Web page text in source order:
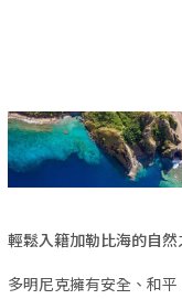
輕鬆入籍加勒比海的自然
多明尼克擁有安全、和